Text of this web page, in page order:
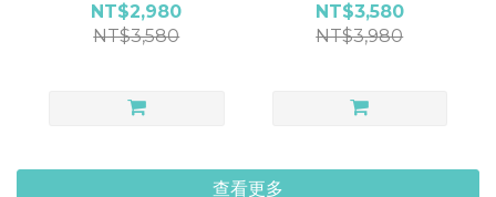
NT$2,980
NT$3,580
NT$3,580
NT$3,980
查看更多